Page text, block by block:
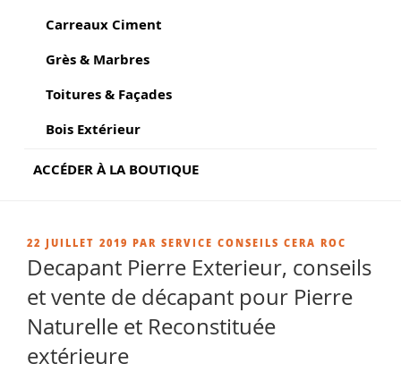
Carreaux Ciment
Grès & Marbres
Toitures & Façades
Bois Extérieur
ACCÉDER À LA BOUTIQUE
PUBLIÉ
LE
22 JUILLET 2019 PAR SERVICE CONSEILS CERA ROC
Decapant Pierre Exterieur, conseils
et vente de décapant pour Pierre
Naturelle et Reconstituée
extérieure